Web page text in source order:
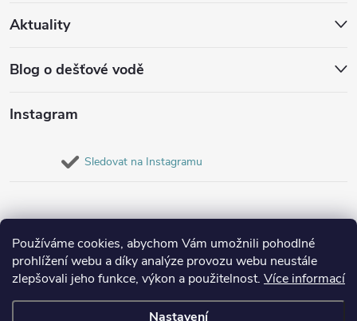
Používáme cookies, abychom Vám umožnili pohodlné
prohlížení webu a díky analýze provozu webu neustále
zlepšovali jeho funkce, výkon a použitelnost. Více informací
Nastavení
Aktuality
Blog o dešťové vodě
Instagram
Sledovat na Instagramu